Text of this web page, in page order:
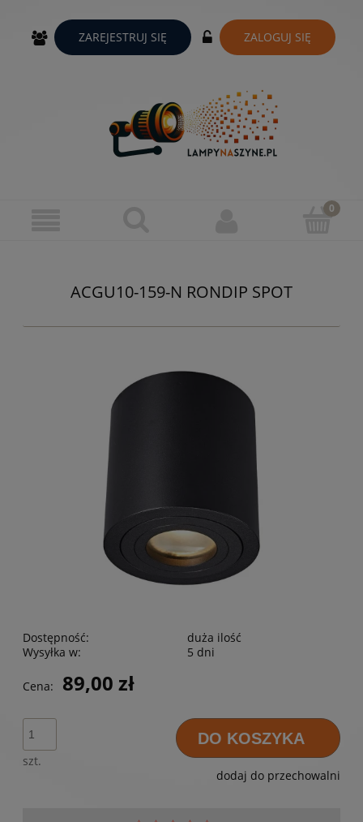
ZAREJESTRUJ SIĘ ZALOGUJ SIĘ
ACGU10-159-N RONDIP SPOT
Dostępność:
duża ilość
Wysyłka w:
5 dni
Cena: 89,00 zł
szt.
DO KOSZYKA
dodaj do przechowalni